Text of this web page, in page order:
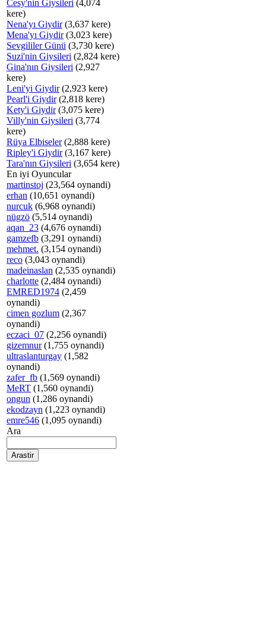
Cesy'nin Giysileri (4,074
kere)
Nena'yı Giydir(3,637 kere)
Mena'yı Giydir(3,023 kere)
Sevgililer Günü (3,730 kere)
Suzi'nin Giysileri (2,824 kere)
Gina'nın Giysileri (2,927
kere)
Leni'yi Giydir(2,923 kere)
Pearl'i Giydir(2,818 kere)
Kety'i Giydir(3,075 kere)
Villy'nin Giysileri (3,774
kere)
Rüya Elbiseler(2,888 kere)
Ripley'i Giydir(3,167 kere)
Tara'nın Giysileri (3,654 kere)
En iyi Oyuncular
martinstoj (23,564 oynandi)
erhan (10,651 oynandi)
nurcuk (6,968 oynandi)
nügzö (5,514 oynandi)
aqan_23 (4,676 oynandi)
gamzefb (3,291 oynandi)
mehmet. (3,154 oynandi)
reco (3,043 oynandi)
madeinaslan (2,535 oynandi)
charlotte (2,484 oynandi)
EMRED1974 (2,459
oynandi)
cimen gozlum (2,367
oynandi)
eczaci_07 (2,256 oynandi)
gizemnur(1,755 oynandi)
ultraslanturgay (1,582
oynandi)
zafer_fb (1,569 oynandi)
MeRT (1,560 oynandi)
ongun (1,286 oynandi)
ekodzayn (1,223 oynandi)
emre546 (1,095 oynandi)
Ara